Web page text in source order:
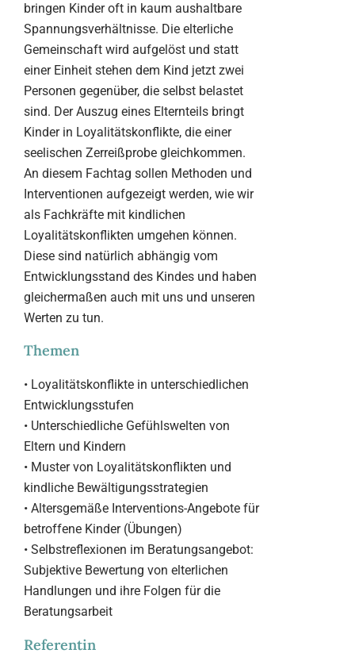
bringen Kinder oft in kaum aushaltbare
Spannungsverhältnisse. Die elterliche
Gemeinschaft wird aufgelöst und statt
einer Einheit stehen dem Kind jetzt zwei
Personen gegenüber, die selbst belastet
sind. Der Auszug eines Elternteils bringt
Kinder in Loyalitätskonflikte, die einer
seelischen Zerreißprobe gleichkommen.
An diesem Fachtag sollen Methoden und
Interventionen aufgezeigt werden, wie wir
als Fachkräfte mit kindlichen
Loyalitätskonflikten umgehen können.
Diese sind natürlich abhängig vom
Entwicklungsstand des Kindes und haben
gleichermaßen auch mit uns und unseren
Werten zu tun.
Themen
• Loyalitätskonflikte in unterschiedlichen
Entwicklungsstufen
• Unterschiedliche Gefühlswelten von
Eltern und Kindern
• Muster von Loyalitätskonflikten und
kindliche Bewältigungsstrategien
• Altersgemäße Interventions-Angebote für
betroffene Kinder (Übungen)
• Selbstreflexionen im Beratungsangebot:
Subjektive Bewertung von elterlichen
Handlungen und ihre Folgen für die
Beratungsarbeit
Referentin